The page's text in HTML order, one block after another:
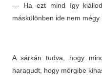
— Ha ezt mind így
máskülönben ide nem mégy
A sárkán tudva, hogy
haragudt, hogy mérgibe